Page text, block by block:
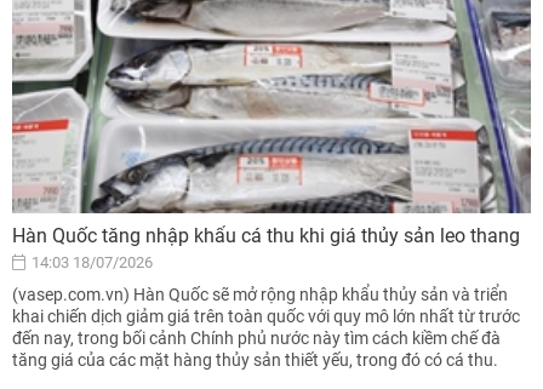
Hàn Quốc tăng nhập khẩu cá thu khi giá thủy sản leo thang
14:03 18/07/2026
(vasep.com.vn) Hàn Quốc sẽ mở rộng nhập khẩu thủy sản và triển
khai chiến dịch giảm giá trên toàn quốc với quy mô lớn nhất từ trước
đến nay, trong bối cảnh Chính phủ nước này tìm cách kiềm chế đà
tăng giá của các mặt hàng thủy sản thiết yếu, trong đó có cá thu.